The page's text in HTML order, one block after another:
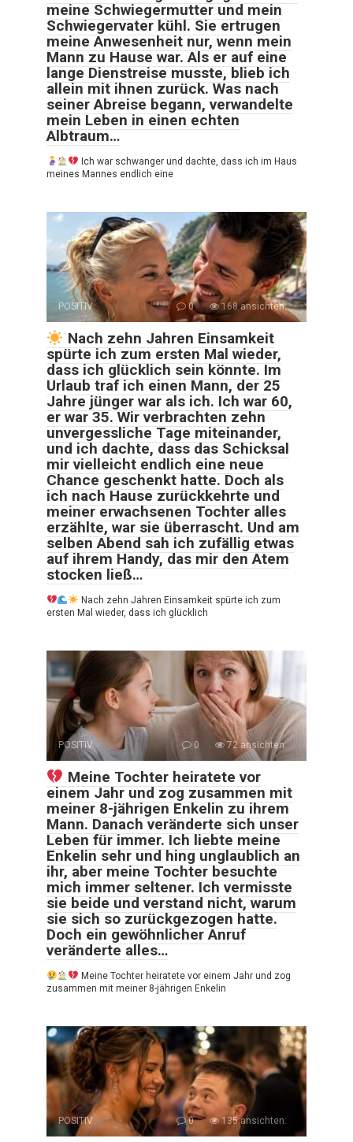
meine Schwiegermutter und mein
Schwiegervater kühl. Sie ertrugen
meine Anwesenheit nur, wenn mein
Mann zu Hause war. Als er auf eine
lange Dienstreise musste, blieb ich
allein mit ihnen zurück. Was nach
seiner Abreise begann, verwandelte
mein Leben in einen echten
Albtraum…
Ich war schwanger und dachte, dass ich im Haus
meines Mannes endlich eine
POSITIV 0 168 ansichten:
Nach zehn Jahren Einsamkeit
spürte ich zum ersten Mal wieder,
dass ich glücklich sein könnte. Im
Urlaub traf ich einen Mann, der 25
Jahre jünger war als ich. Ich war 60,
er war 35. Wir verbrachten zehn
unvergessliche Tage miteinander,
und ich dachte, dass das Schicksal
mir vielleicht endlich eine neue
Chance geschenkt hatte. Doch als
ich nach Hause zurückkehrte und
meiner erwachsenen Tochter alles
erzählte, war sie überrascht. Und am
selben Abend sah ich zufällig etwas
auf ihrem Handy, das mir den Atem
stocken ließ…
Nach zehn Jahren Einsamkeit spürte ich zum
ersten Mal wieder, dass ich glücklich
POSITIV 0 72 ansichten:
Meine Tochter heiratete vor
einem Jahr und zog zusammen mit
meiner 8-jährigen Enkelin zu ihrem
Mann. Danach veränderte sich unser
Leben für immer. Ich liebte meine
Enkelin sehr und hing unglaublich an
ihr, aber meine Tochter besuchte
mich immer seltener. Ich vermisste
sie beide und verstand nicht, warum
sie sich so zurückgezogen hatte.
Doch ein gewöhnlicher Anruf
veränderte alles…
Meine Tochter heiratete vor einem Jahr und zog
zusammen mit meiner 8-jährigen Enkelin
POSITIV 0 135 ansichten: